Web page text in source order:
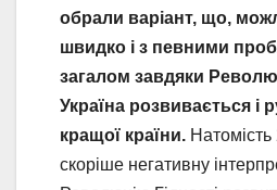
обрали варіант, що,
швидко і з певними
загалом завдяки
Україна розвивається і
кращої країни.
скоріше негативну